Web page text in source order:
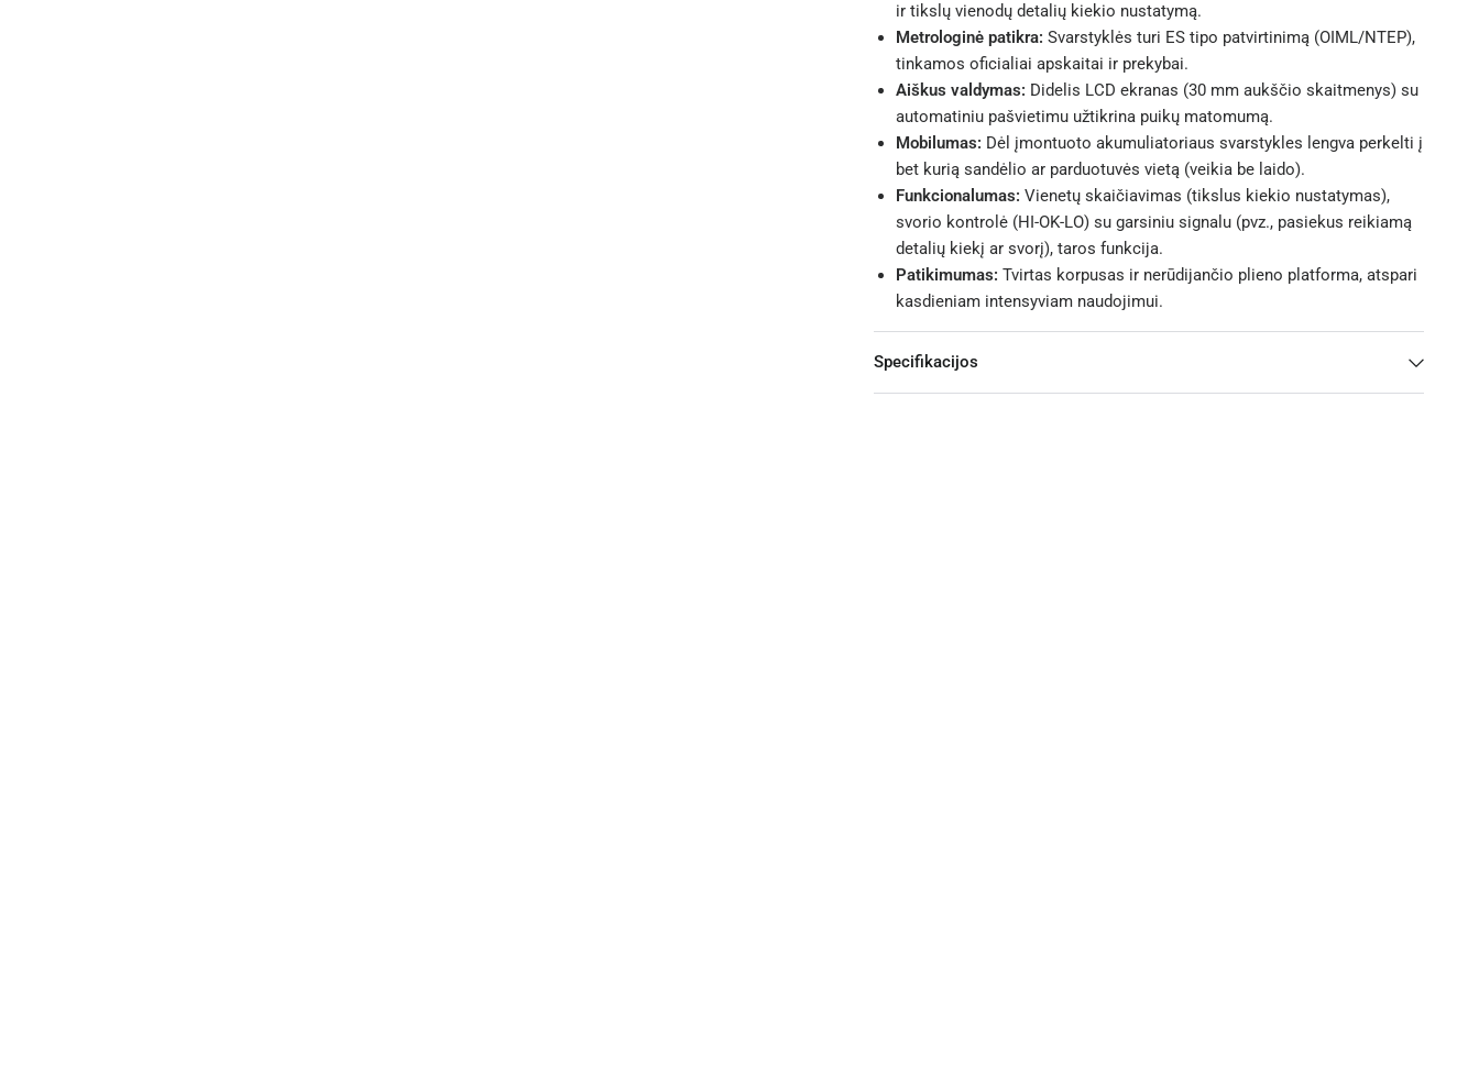
ir tikslų vienodų detalių kiekio nustatymą.
Metrologinė patikra: Svarstyklės turi ES tipo patvirtinimą (OIML/NTEP),
tinkamos oficialiai apskaitai ir prekybai.
Aiškus valdymas: Didelis LCD ekranas (30 mm aukščio skaitmenys) su
automatiniu pašvietimu užtikrina puikų matomumą.
Mobilumas: Dėl įmontuoto akumuliatoriaus svarstykles lengva perkelti į
bet kurią sandėlio ar parduotuvės vietą (veikia be laido).
Funkcionalumas: Vienetų skaičiavimas (tikslus kiekio nustatymas),
svorio kontrolė (HI-OK-LO) su garsiniu signalu (pvz., pasiekus reikiamą
detalių kiekį ar svorį), taros funkcija.
Patikimumas: Tvirtas korpusas ir nerūdijančio plieno platforma, atspari
kasdieniam intensyviam naudojimui.
Specifikacijos